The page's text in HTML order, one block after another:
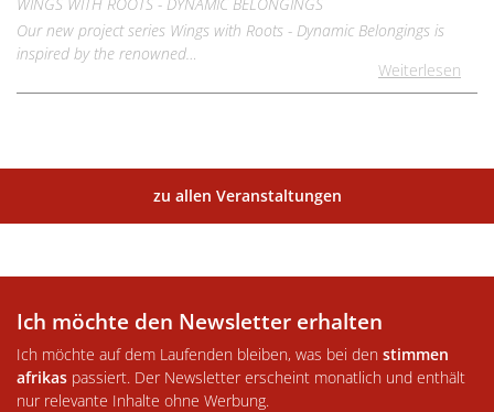
Our new project series Wings with Roots - Dynamic Belongings is
inspired by the renowned…
Weiterlesen
zu allen Veranstaltungen
Ich möchte den Newsletter erhalten
Ich möchte auf dem Laufenden bleiben, was bei den stimmen
afrikas passiert. Der Newsletter erscheint monatlich und enthält
nur relevante Inhalte ohne Werbung.